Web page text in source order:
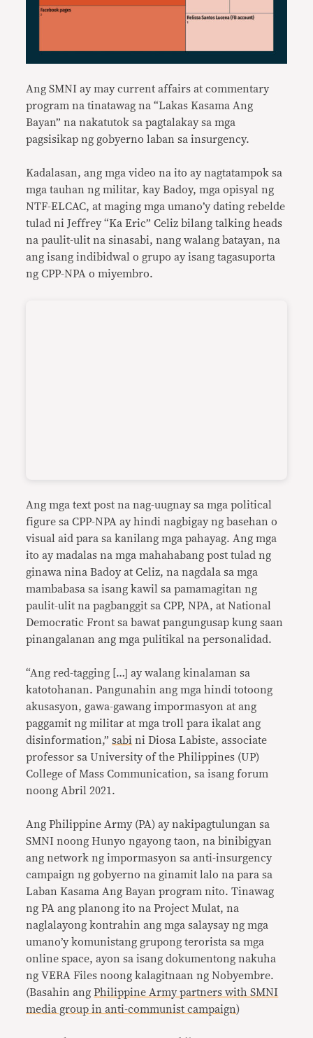
Ang SMNI ay may current affairs at commentary
program na tinatawag na “Lakas Kasama Ang
Bayan” na nakatutok sa pagtalakay sa mga
pagsisikap ng gobyerno laban sa insurgency.
Kadalasan, ang mga video na ito ay nagtatampok sa
mga tauhan ng militar, kay Badoy, mga opisyal ng
NTF-ELCAC, at maging mga umano’y dating rebelde
tulad ni Jeffrey “Ka Eric” Celiz bilang talking heads
na paulit-ulit na sinasabi, nang walang batayan, na
ang isang indibidwal o grupo ay isang tagasuporta
ng CPP-NPA o miyembro.
Ang mga text post na nag-uugnay sa mga political
figure sa CPP-NPA ay hindi nagbigay ng basehan o
visual aid para sa kanilang mga pahayag. Ang mga
ito ay madalas na mga mahahabang post tulad ng
ginawa nina Badoy at Celiz, na nagdala sa mga
mambabasa sa isang kawil sa pamamagitan ng
paulit-ulit na pagbanggit sa CPP, NPA, at National
Democratic Front sa bawat pangungusap kung saan
pinangalanan ang mga pulitikal na personalidad.
“Ang red-tagging […] ay walang kinalaman sa
katotohanan. Pangunahin ang mga hindi totoong
akusasyon, gawa-gawang impormasyon at ang
paggamit ng militar at mga troll para ikalat ang
disinformation,”sabi ni Diosa Labiste, associate
professor sa University of the Philippines (UP)
College of Mass Communication, sa isang forum
noong Abril 2021.
Ang Philippine Army (PA) ay nakipagtulungan sa
SMNI noong Hunyo ngayong taon, na binibigyan
ang network ng impormasyon sa anti-insurgency
campaign ng gobyerno na ginamit lalo na para sa
Laban Kasama Ang Bayan program nito. Tinawag
ng PA ang planong ito na Project Mulat, na
naglalayong kontrahin ang mga salaysay ng mga
umano’y komunistang grupong terorista sa mga
online space, ayon sa isang dokumentong nakuha
ng VERA Files noong kalagitnaan ng Nobyembre.
(Basahin angPhilippine Army partners with SMNI
media group in anti-communist campaign)